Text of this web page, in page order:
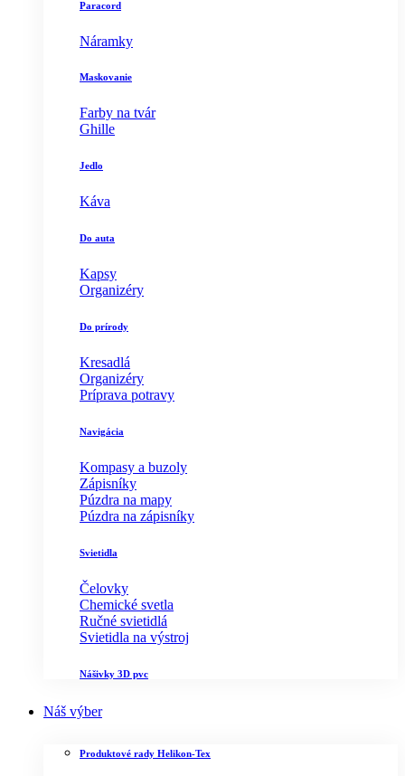
Paracord
Náramky
Maskovanie
Farby na tvár
Ghille
Jedlo
Káva
Do auta
Kapsy
Organizéry
Do prírody
Kresadlá
Organizéry
Príprava potravy
Navigácia
Kompasy a buzoly
Zápisníky
Púzdra na mapy
Púzdra na zápisníky
Svietidla
Čelovky
Chemické svetla
Ručné svietidlá
Svietidla na výstroj
Nášivky 3D pvc
Náš výber
Produktové rady Helikon-Tex